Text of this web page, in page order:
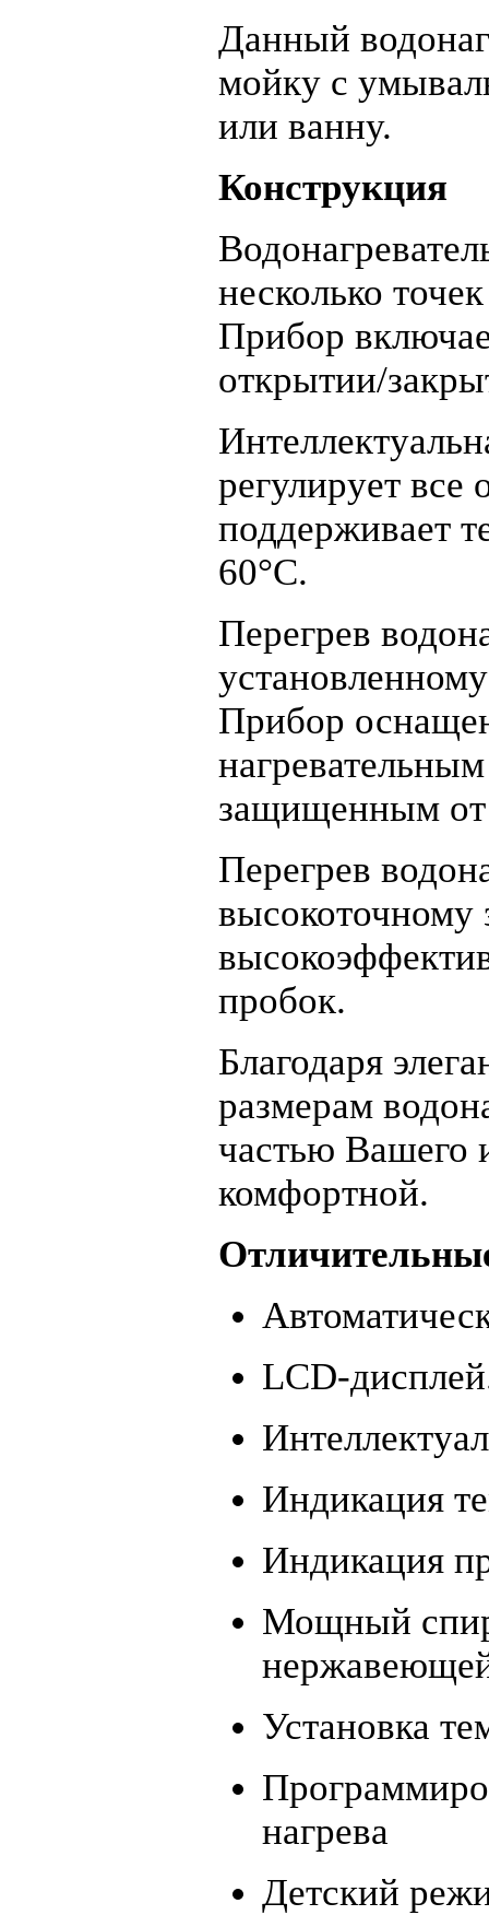
Данный
мойку с
или ванну.
Конструкция
несколько
Прибор
открытии/
регулирует
поддерживает
60°С.
Перегрев
Прибор
защищенным от
Перегрев
высокоточному
пробок.
Благодаря
размерам
частью Вашего
комфортной.
LCD-
Индикация
Индикация
Мощный
Установка
нагрева
Детский